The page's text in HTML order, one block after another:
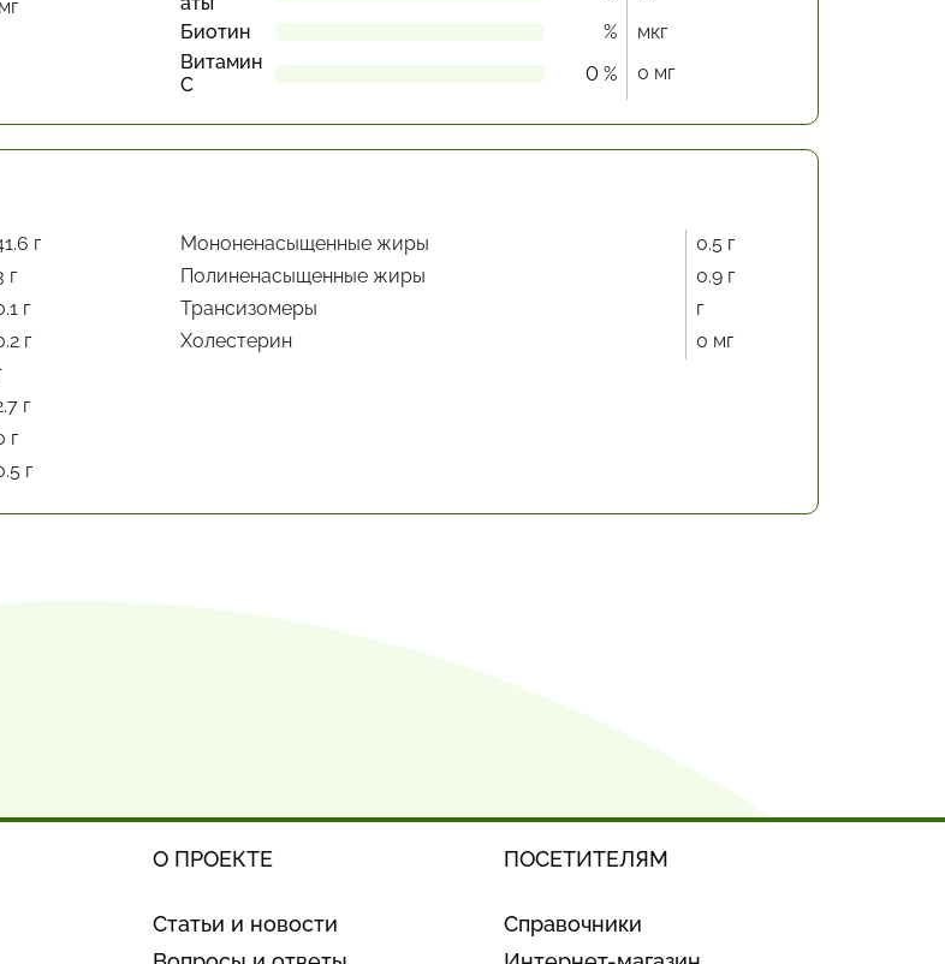
Биотин
%
мкг
Витамин
С
0 % 0 мг
г
г
г
г
г
г
г
Мононенасыщенные жиры
0.5 г
Полиненасыщенные жиры
0.9 г
Трансизомеры
г
Холестерин
0 мг
О ПРОЕКТЕ
Статьи и новости
ПОСЕТИТЕЛЯМ
Справочники